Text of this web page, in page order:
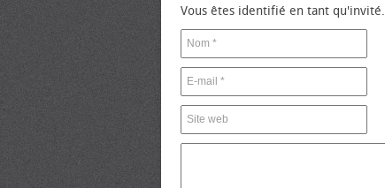
Vous êtes identifié en tant qu'invité.